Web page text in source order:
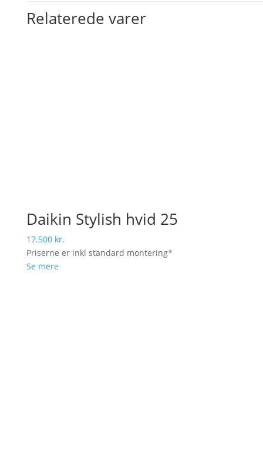
Relaterede varer
Daikin Stylish hvid 25
17.500 kr.
Priserne er inkl standard montering*
Se mere